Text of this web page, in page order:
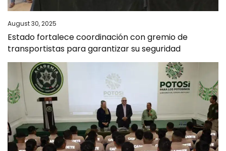
August 30, 2025
Estado fortalece coordinación con gremio de
transportistas para garantizar su seguridad